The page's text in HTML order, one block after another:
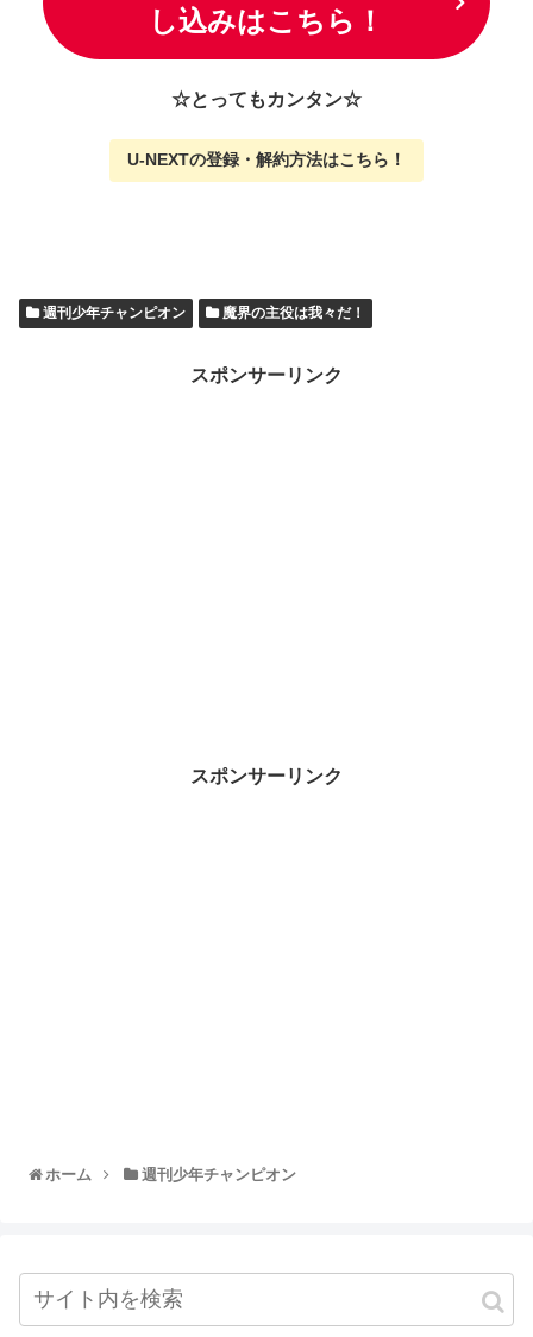
し込みはこちら！
☆とってもカンタン☆
U-NEXTの登録・解約方法はこちら ！
週刊少年チャンピオン 魔界の主役は我々だ！
スポンサーリンク
スポンサーリンク
ホーム 週刊少年チャンピオン